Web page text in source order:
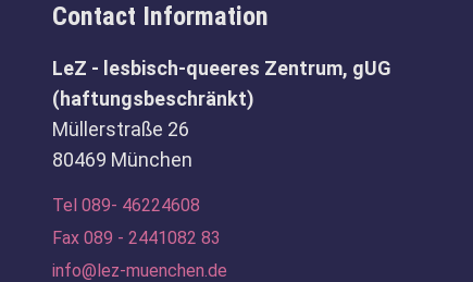
Contact Information
LeZ - lesbisch-queeres Zentrum, gUG
(haftungsbeschränkt)
Müllerstraße 26
80469 München
Tel 089- 46224608
Fax 089 - 2441082 83
info@lez-muenchen.de